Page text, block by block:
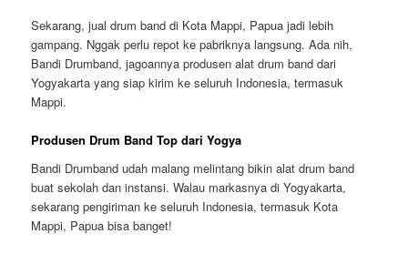
Sekarang,jual drum band di Kota Mappi, Papua jadi lebih
gampang. Nggak perlu repot ke pabriknya langsung. Ada nih,
Bandi Drumband, jagoannya produsen alat drum band dari
Yogyakarta yang siap kirim ke seluruh Indonesia, termasuk
Mappi.
Produsen Drum Band Top dari Yogya
Bandi Drumband udah malang melintang bikin alat drum band
buat sekolah dan instansi. Walau markasnya di Yogyakarta,
sekarangpengiriman ke seluruh Indonesia, termasuk Kota
Mappi, Papua bisa banget!